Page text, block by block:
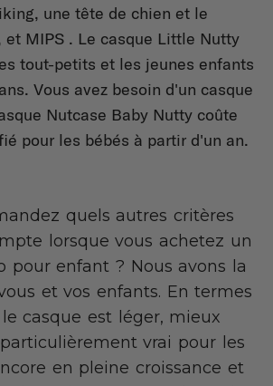
une tête de chien et le
et MIPS . Le casque Little Nutty
tout-petits et les jeunes enfants
Vous avez besoin d'un casque
Nutcase Baby Nutty coûte
pour les bébés à partir d'un an.
quels autres critères
lorsque vous achetez un
pour enfant ? Nous avons la
et vos enfants. En termes
casque est léger, mieux
vrai pour les
en pleine croissance et